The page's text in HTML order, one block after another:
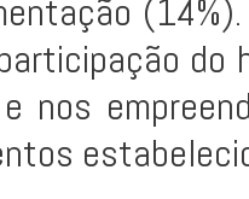
do
nos